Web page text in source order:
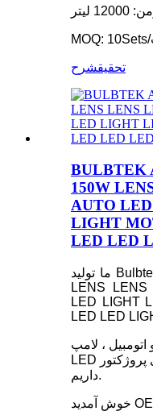
تحقیقشرح
BULBTEK
150W
AUTO
LIGHT
LED LED
ما تولید Bulbtek AM02 13000 Lumen 150W
LENS
LED LIGHT
LED LED
، لامپ
LED اتومبیل ، لنزهای پروژکتور BI LED تخصص
داریم.